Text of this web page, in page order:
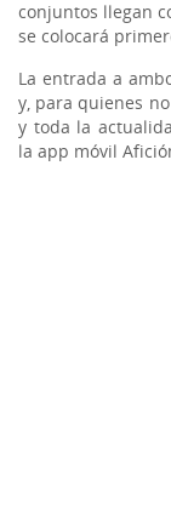
conjuntos llegan
se colocará
La entrada a
y, para quienes
y toda la
la app móvil